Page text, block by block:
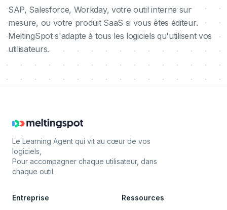
SAP, Salesforce, Workday, votre outil interne sur
mesure, ou votre produit SaaS si vous êtes éditeur.
MeltingSpot s'adapte à tous les logiciels qu'utilisent vos
utilisateurs.
Le Learning Agent qui vit au cœur de vos
logiciels,
Pour accompagner chaque utilisateur, dans
chaque outil.
Entreprise Ressources